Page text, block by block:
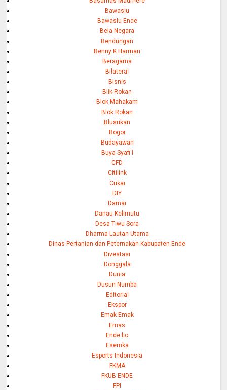
Bawaslu
Bawaslu Ende
Bela Negara
Bendungan
Benny K Harman
Beragama
Bilateral
Bisnis
Blik Rokan
Blok Mahakam
Blok Rokan
Blusukan
Bogor
Budayawan
Buya Syafi'i
CFD
Citilink
Cukai
DIY
Damai
Danau Kelimutu
Desa Tiwu Sora
Dharma Lautan Utama
Dinas Pertanian dan Peternakan Kabupaten Ende
Divestasi
Donggala
Dunia
Dusun Numba
Editorial
Ekspor
Emak-Emak
Emas
Ende lio
Esemka
Esports Indonesia
FKMA
FKUB ENDE
FPI